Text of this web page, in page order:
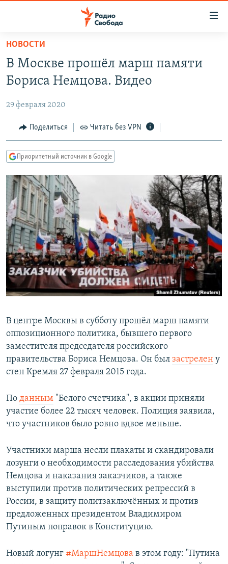
упрощенного
доступа
Вернуться
основному
Вернутся
главной
навигации
Вернутся
поиску
АВТОРСКИЕ ПРОЕКТЫ
ЦИТАТЫ СВОБОДЫ
МНЕНИЯ
IDEL.РЕАЛИИ
КАВКАЗ.РЕАЛИИ
СЕВЕР.РЕАЛИИ
СИБИРЬ.РЕАЛИИ
РАСПИСАНИЕ ВЕЩАНИЯ
ПОДПИШИТЕСЬ НА РАССЫЛКУ
СОЦИАЛЬНЫЕ СЕТИ
Все сайты РСЕ/РС
НОВОСТИ
В Москве прошёл марш памяти
Бориса Немцова. Видео
29 февраля 2020
Поделиться Читать без VPN
Приоритетный источник в Google
В центре Москвы в субботу прошёл марш памяти
оппозиционного политика, бывшего первого
заместителя председателя российского
правительства Бориса Немцова. Он был застрелен у
стен Кремля 27 февраля 2015 года.
По данным "Белого счетчика", в акции приняли
участие более 22 тысяч человек. Полиция заявила,
что участников было ровно вдвое меньше.
Участники марша несли плакаты и скандировали
лозунги о необходимости расследования убийства
Немцова и наказания заказчиков, а также
выступили против политических репрессий в
России, в защиту политзаключённых и против
предложенных президентом Владимиром
Путиным поправок в Конституцию.
Новый логунг #МаршНемцова в этом году: "Путина